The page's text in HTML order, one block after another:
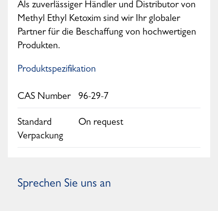
Als zuverlässiger Händler und Distributor von
Methyl Ethyl Ketoxim sind wir Ihr globaler
Partner für die Beschaffung von hochwertigen
Produkten.
Produktspezifikation
CAS Number 96-29-7
Standard
Verpackung
On request
Sprechen Sie uns an